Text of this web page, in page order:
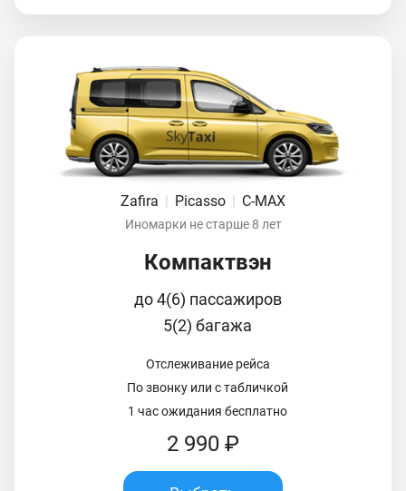
Zafira | Picasso | C-MAX
Иномарки не старше 8 лет
Компактвэн
до 4(6) пассажиров
5(2) багажа
Отслеживание рейса
По звонку или с табличкой
1 час ожидания бесплатно
2 990 ₽